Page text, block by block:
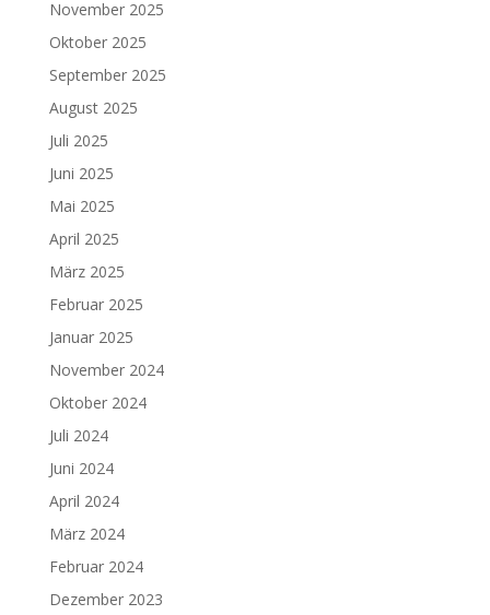
November 2025
Oktober 2025
September 2025
August 2025
Juli 2025
Juni 2025
Mai 2025
April 2025
März 2025
Februar 2025
Januar 2025
November 2024
Oktober 2024
Juli 2024
Juni 2024
April 2024
März 2024
Februar 2024
Dezember 2023